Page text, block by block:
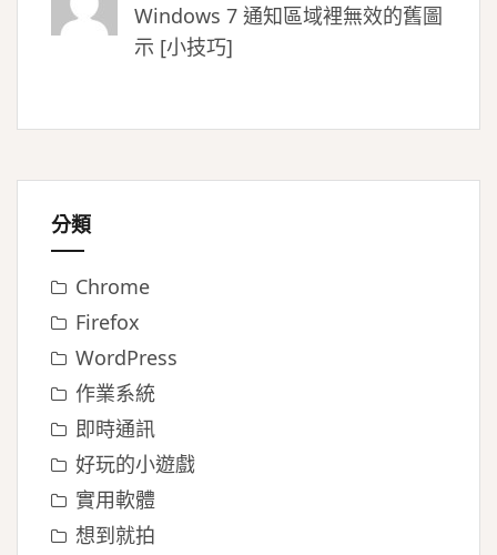
Windows 7 通知區域裡無效的舊圖
示 [小技巧]
分類
Chrome
Firefox
WordPress
作業系統
即時通訊
好玩的小遊戲
實用軟體
想到就拍